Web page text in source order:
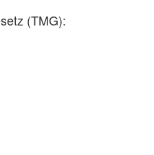
(TMG):